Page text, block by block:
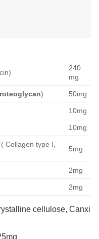
240
mg
) 50mg
10mg
10mg
Collagen type I,
5mg
2mg
2mg
cellulose, Canxi